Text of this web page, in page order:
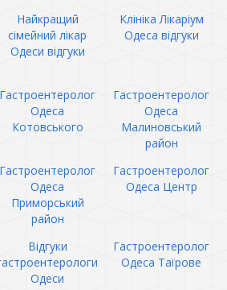
Найкращий
сімейний лікар
Одеси відгуки
Клініка Лікаріум
Одеса відгуки
Гастроентеролог
Одеса
Котовського
Гастроентеролог
Одеса
Малиновський
район
Гастроентеролог
Одеса
Приморський
район
Гастроентеролог
Одеса Центр
Відгуки
Одеси
Гастроентеролог
Одеса Таїрове